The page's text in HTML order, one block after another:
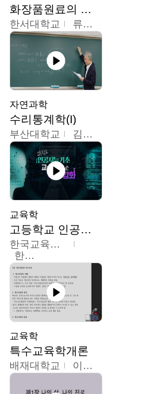
화장품원료의 종류와 특성
한서대학교 류은주
자연과학
수리통계학(I)
부산대학교 김충락
교육학
고등학교 인공지능 기초 교수ㆍ학습 역량 강화
한국교육학술정보원
한국교육학술정보원
교육학
특수교육학개론
배재대학교 이현주